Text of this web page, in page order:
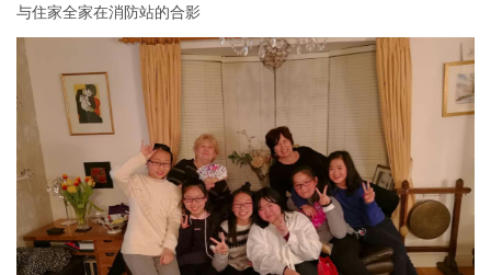
与住家全家在消防站的合影